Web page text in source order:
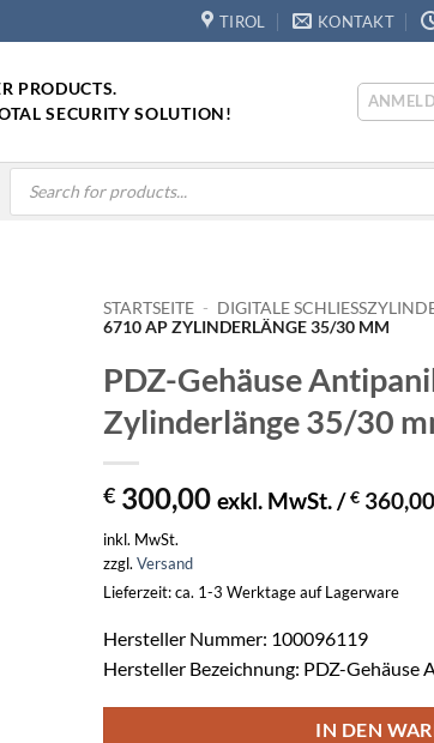
TIROL KONTAKT
PRODUCTS.
SECURITY SOLUTION!
Products
search
STARTSEITE - DIGITALE
6710 AP ZYLINDERLÄNGE 35/30 MM
PDZ-Gehäuse
Zylinderlänge 35/30
€ 300,00 exkl. MwSt. /€ 360,00
inkl. MwSt.
zzgl. Versand
Lieferzeit: ca. 1-3 Werktage auf Lagerware
Hersteller Nummer: 100096119
Hersteller Bezeichnung: PDZ-Gehäuse
IN DEN